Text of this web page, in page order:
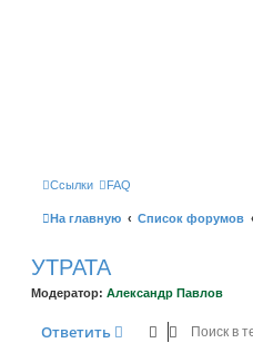
Ссылки FAQ
На главную Список форумов
УТРАТА
Модератор: Александр Павлов
Ответить